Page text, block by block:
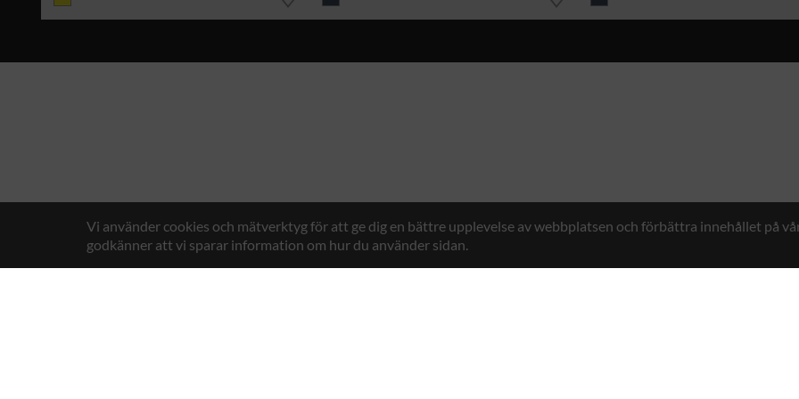
Vi använder cookies och mätverktyg för att ge dig en bättre upplevelse av webbplatsen och förbättra innehållet på
godkänner att vi sparar information om hur du använder sidan.